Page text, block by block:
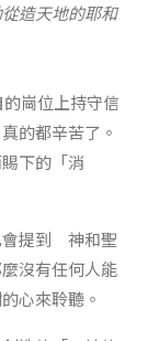
造天地的耶和
崗位上持守信
的都辛苦了。
下的「消
會提到 神和聖
沒有任何人能
心來聆聽。